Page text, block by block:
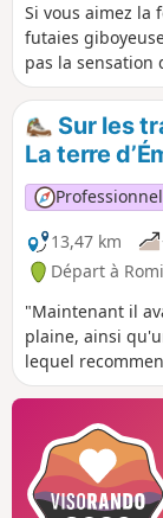
Si vous aimez la
futaies
pas la sensation
est fait pour
Sur les
La terre
13,47 km
Départ à
"Maintenant il
plaine, ainsi
lequel
Terre Sa grand-
un de ses